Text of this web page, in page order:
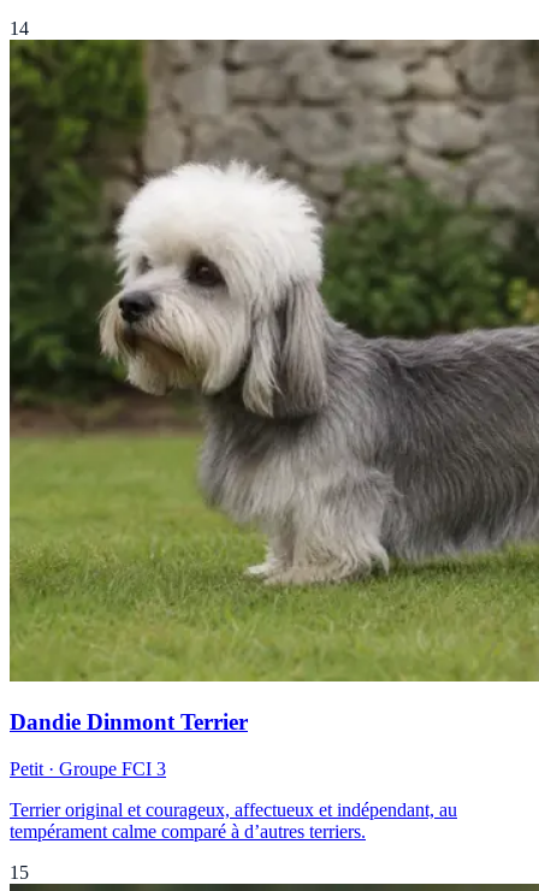
14
Dandie Dinmont Terrier
Petit · Groupe FCI 3
Terrier original et courageux, affectueux et indépendant, au
tempérament calme comparé à d’autres terriers.
15